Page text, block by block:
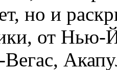
но и
от Нью-